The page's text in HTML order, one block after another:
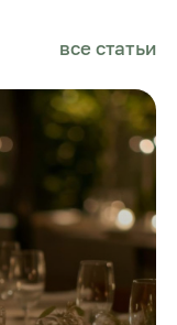
все статьи